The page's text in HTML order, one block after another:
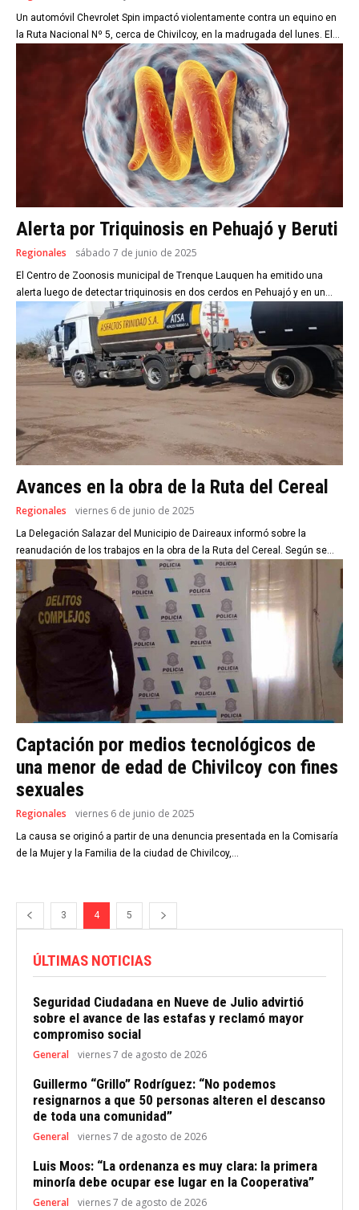
Un automóvil Chevrolet Spin impactó violentamente contra un equino en
la Ruta Nacional Nº 5, cerca de Chivilcoy, en la madrugada del lunes. El...
Alerta por Triquinosis en Pehuajó y Beruti
Regionales sábado 7 de junio de 2025
El Centro de Zoonosis municipal de Trenque Lauquen ha emitido una
alerta luego de detectar triquinosis en dos cerdos en Pehuajó y en un...
Avances en la obra de la Ruta del Cereal
Regionales viernes 6 de junio de 2025
La Delegación Salazar del Municipio de Daireaux informó sobre la
reanudación de los trabajos en la obra de la Ruta del Cereal. Según se...
Captación por medios tecnológicos de
una menor de edad de Chivilcoy con fines
sexuales
Regionales viernes 6 de junio de 2025
La causa se originó a partir de una denuncia presentada en la Comisaría
de la Mujer y la Familia de la ciudad de Chivilcoy,...
3 4 5
ÚLTIMAS NOTICIAS
Seguridad Ciudadana en Nueve de Julio advirtió
sobre el avance de las estafas y reclamó mayor
compromiso social
General viernes 7 de agosto de 2026
Guillermo “Grillo” Rodríguez: “No podemos
resignarnos a que 50 personas alteren el descanso
de toda una comunidad”
General viernes 7 de agosto de 2026
Luis Moos: “La ordenanza es muy clara: la primera
minoría debe ocupar ese lugar en la Cooperativa”
General viernes 7 de agosto de 2026